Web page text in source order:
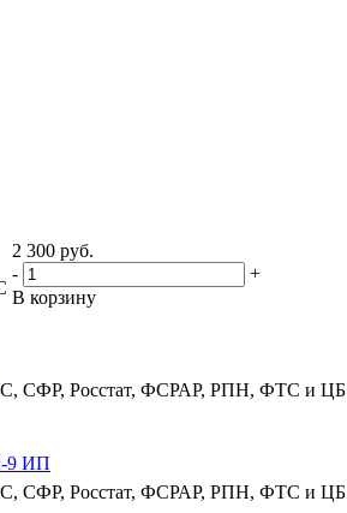
2 300 руб.
-
+
В корзину
СФР, Росстат, ФСРАР, РПН, ФТС и ЦБ
9 ИП
СФР, Росстат, ФСРАР, РПН, ФТС и ЦБ